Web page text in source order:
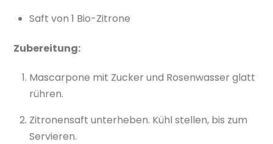
Saft von 1 Bio-Zitrone
Zubereitung:
Mascarpone mit Zucker und Rosenwasser glatt
rühren.
Zitronensaft unterheben. Kühl stellen, bis zum
Servieren.